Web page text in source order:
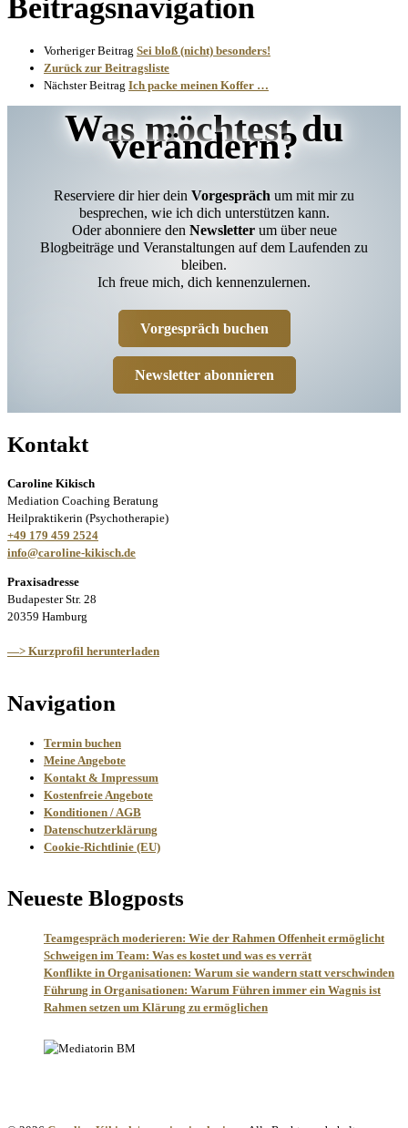
Beitragsnavigation
Vorheriger Beitrag Sei bloß (nicht) besonders!
Zurück zur Beitragsliste
Nächster Beitrag Ich packe meinen Koffer …
Was möchtest du
verändern?
Reserviere dir hier dein Vorgespräch um mit mir zu
besprechen, wie ich dich unterstützen kann.
Oder abonniere den Newsletterum über neue
Blogbeiträge und Veranstaltungen auf dem Laufenden zu
bleiben.
Ich freue mich, dich kennenzulernen.
Vorgespräch buchen
Newsletter abonnieren
Kontakt
Caroline Kikisch
Mediation Coaching Beratung
Heilpraktikerin (Psychotherapie)
+49 179 459 2524
info@caroline-kikisch.de
Praxisadresse
Budapester Str. 28
20359 Hamburg
—> Kurzprofil herunterladen
Navigation
Termin buchen
Meine Angebote
Kontakt & Impressum
Kostenfreie Angebote
Konditionen / AGB
Datenschutzerklärung
Cookie-Richtlinie (EU)
Neueste Blogposts
Teamgespräch moderieren: Wie der Rahmen Offenheit ermöglicht
Schweigen im Team: Was es kostet und was es verrät
Konflikte in Organisationen: Warum sie wandern statt verschwinden
Führung in Organisationen: Warum Führen immer ein Wagnis ist
Rahmen setzen um Klärung zu ermöglichen